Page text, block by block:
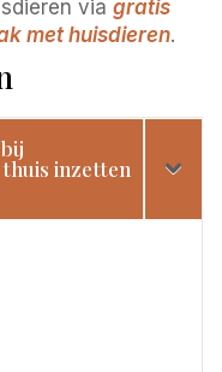
viagratis
met huisdieren.
inzetten